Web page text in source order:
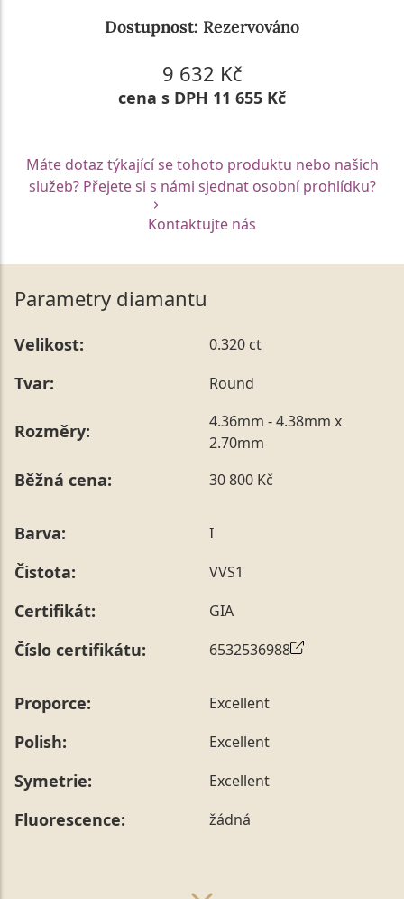
Dostupnost: Rezervováno
9 632 Kč
cena s DPH 11 655 Kč
Máte dotaz týkající se tohoto produktu nebo našich
služeb? Přejete si s námi sjednat osobní prohlídku?
Kontaktujte nás
Parametry diamantu
Velikost: 0.320 ct
Tvar: Round
Rozměry:
4.36mm - 4.38mm x
2.70mm
Běžná cena: 30 800 Kč
Barva: I
Čistota: VVS1
Certifikát: GIA
Číslo certifikátu: 6532536988
Proporce: Excellent
Polish: Excellent
Symetrie: Excellent
Fluorescence: žádná